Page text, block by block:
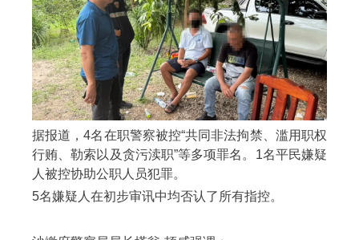
据报道，4名在职警察被控“共同非法拘禁、滥用职权
行贿、勒索以及贪污渎职”等多项罪名。1名平民嫌疑
人被控协助公职人员犯罪。
5名嫌疑人在初步审讯中均否认了所有指控。